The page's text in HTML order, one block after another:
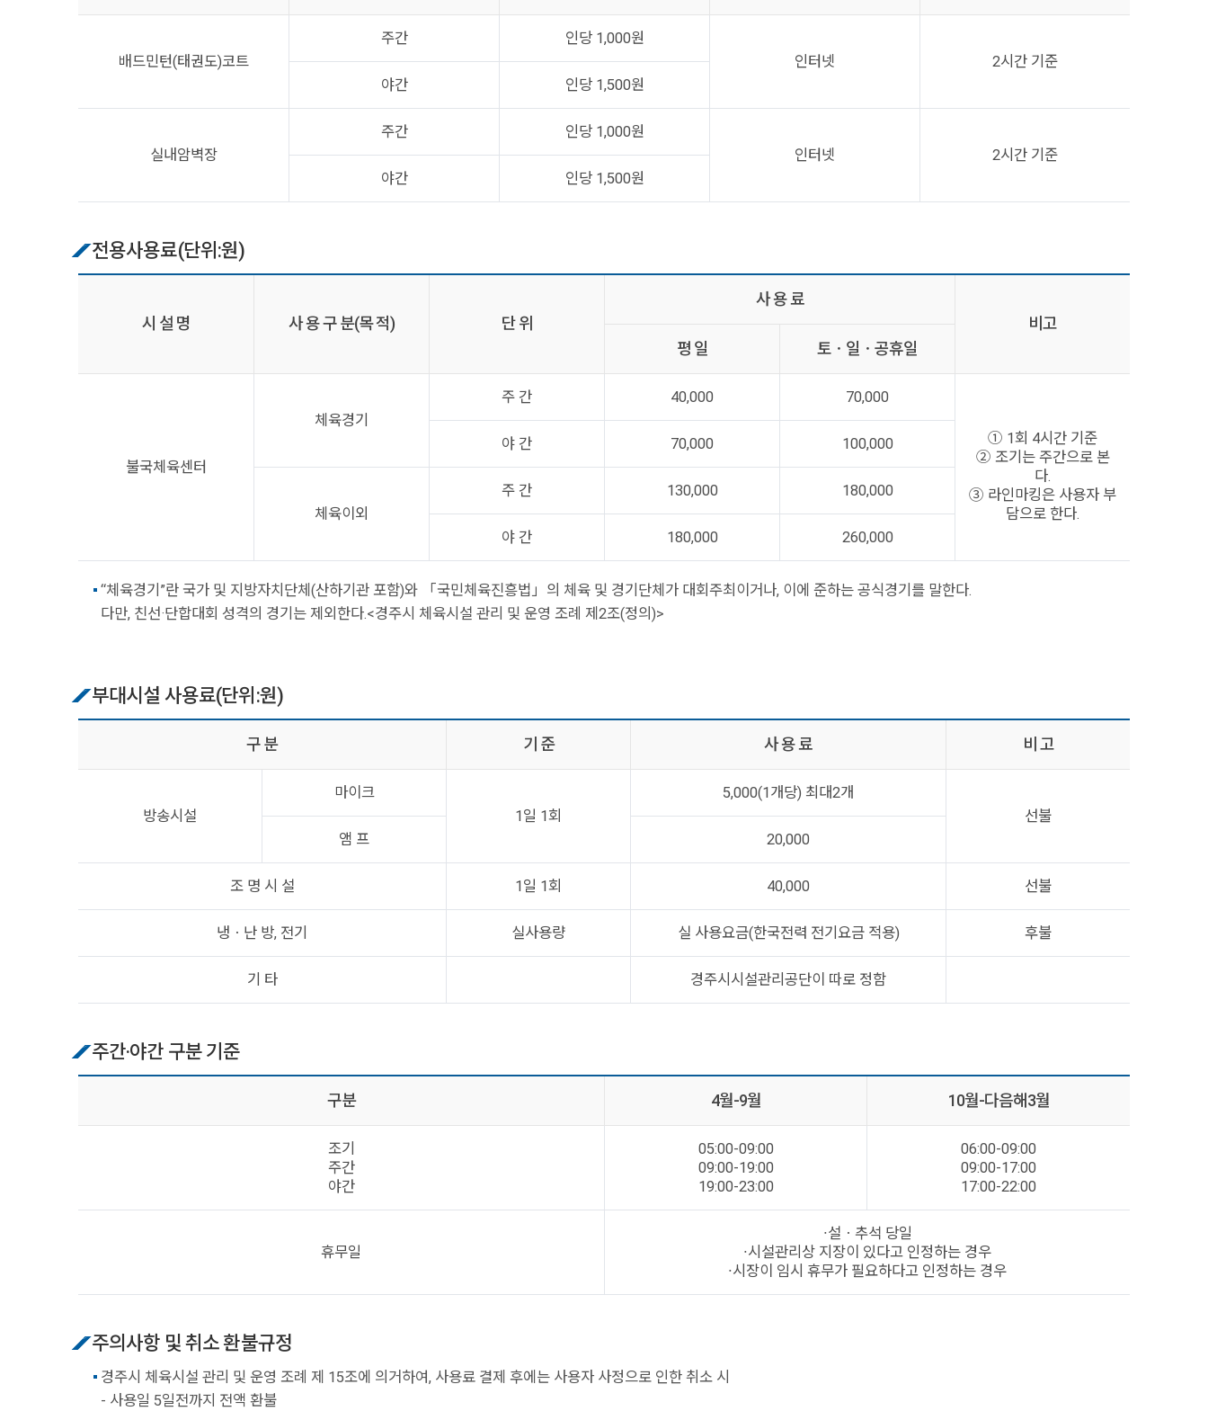
배드민턴(태권도)코트
주간
인당 1,000원
인터넷
2시간 기준
야간
인당 1,500원
실내암벽장
주간
인당 1,000원
인터넷
2시간 기준
야간
인당 1,500원
전용사용료(단위:원)
시 설 명 사 용 구 분(목 적) 단 위
사 용 료
비고
평 일
토ㆍ일ㆍ공휴일
불국체육센터
체육경기
주 간 40,000 70,000
① 1회 4시간 기준
② 조기는 주간으로 본
다.
③ 라인마킹은 사용자 부
담으로 한다.
야 간 70,000 100,000
체육이외
주 간 130,000 180,000
야 간 180,000 260,000
“체육경기”란 국가 및 지방자치단체(산하기관 포함)와 「국민체육진흥법」의 체육 및 경기단체가 대회주최이거나, 이에 준하는 공식경기를 말한다.
다만, 친선·단합대회 성격의 경기는 제외한다.<경주시 체육시설 관리 및 운영 조례 제2조(정의)>
부대시설 사용료(단위:원)
구 분 기 준 사 용 료 비 고
방송시설
마이크
1일 1회
5,000(1개당) 최대2개
선불
앰 프
20,000
조 명 시 설 1일 1회 40,000 선불
냉ㆍ난 방, 전기 실사용량 실 사용요금(한국전력 전기요금 적용) 후불
기 타 경주시시설관리공단이 따로 정함
주간·야간 구분 기준
구분 4월-9월 10월-다음해3월
조기
주간
야간
05:00-09:00
09:00-19:00
19:00-23:00
06:00-09:00
09:00-17:00
17:00-22:00
휴무일
∙설ㆍ추석 당일
∙시설관리상 지장이 있다고 인정하는 경우
∙시장이 임시 휴무가 필요하다고 인정하는 경우
주의사항 및 취소 환불규정
경주시 체육시설 관리 및 운영 조례 제 15조에 의거하여, 사용료 결제 후에는 사용자 사정으로 인한 취소 시
- 사용일 5일전까지 전액 환불